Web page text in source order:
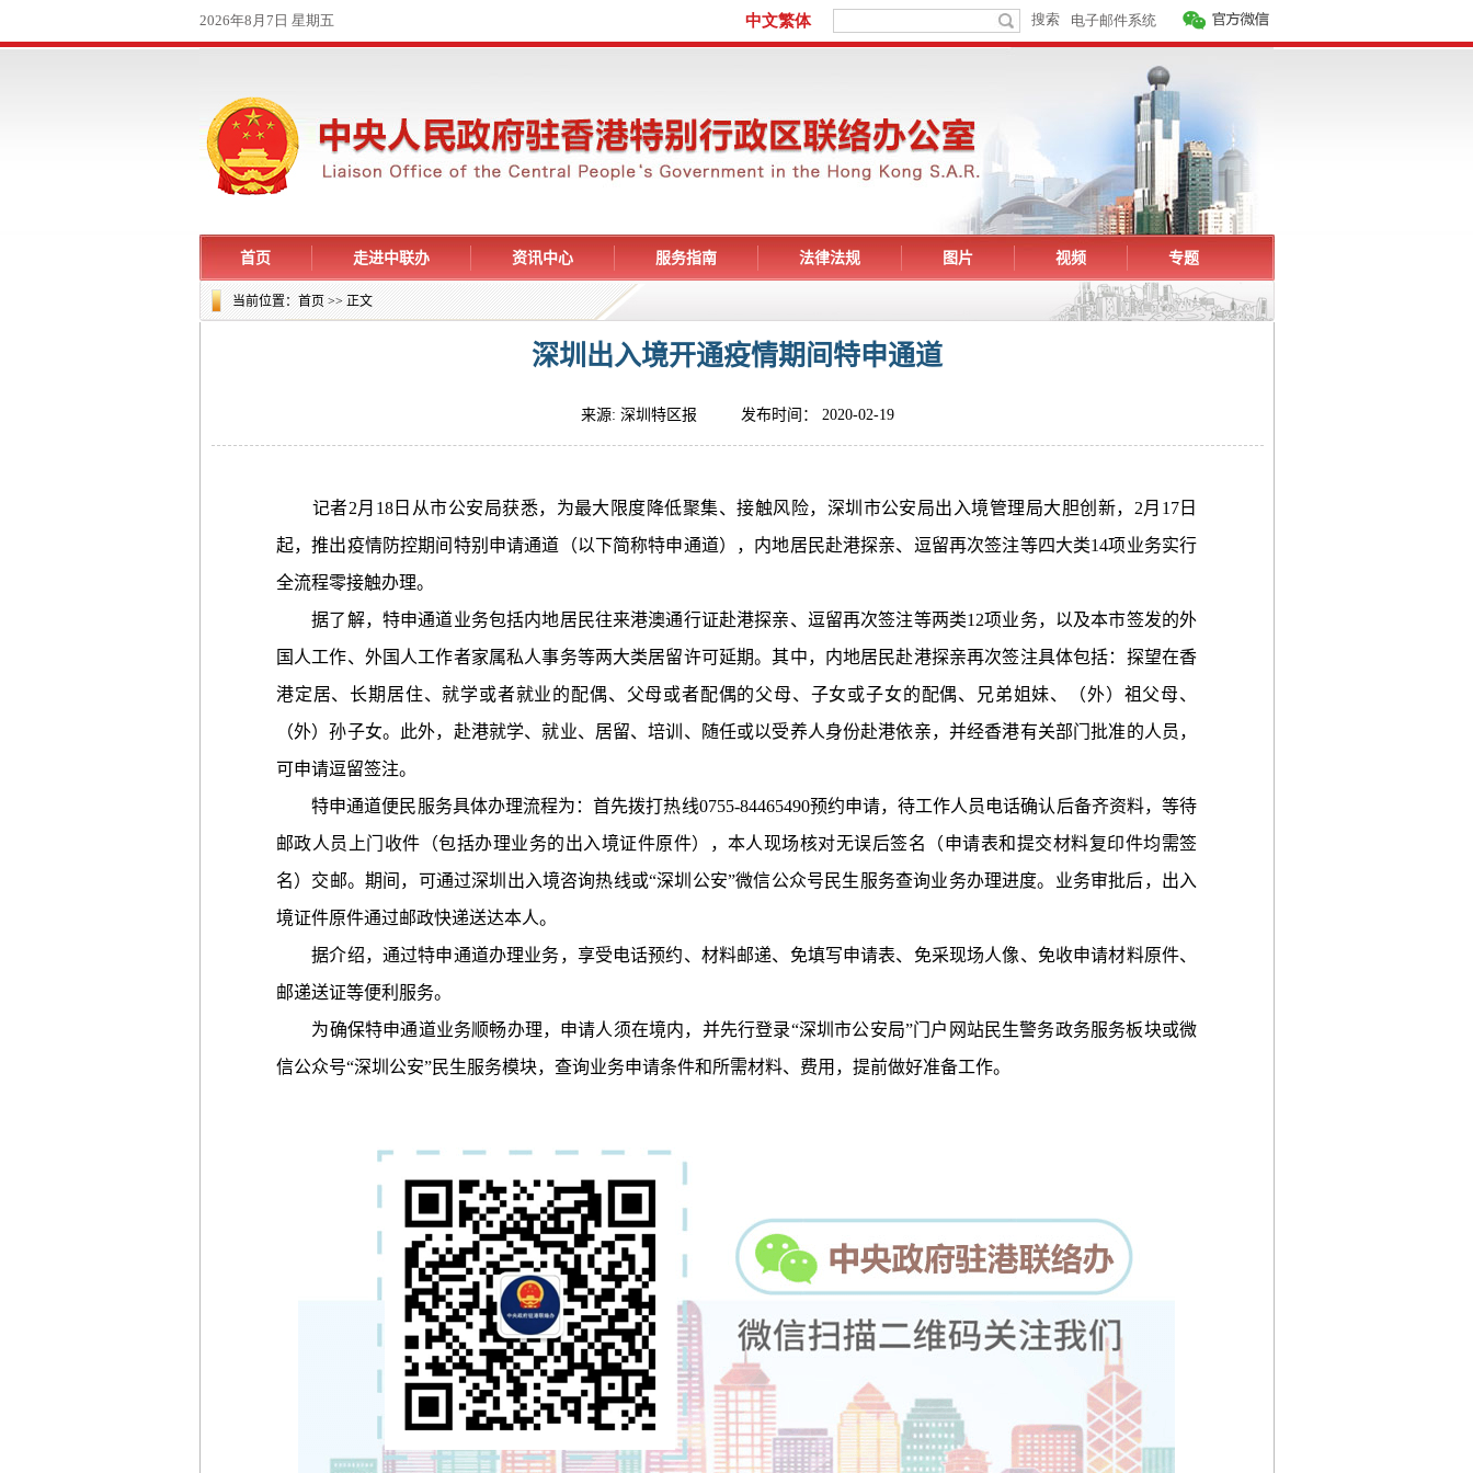
首页 走进中联办 资讯中心 服务指南 法律法规 图片 视频 专题
当前位置：首页>> 正文
深圳出入境开通疫情期间特申通道
来源: 深圳特区报 发布时间： 2020-02-19
记者2月18日从市公安局获悉，为最大限度降低聚集、接触风险，深圳市公安局出入境管理局大胆创新，2月17日
起，推出疫情防控期间特别申请通道（以下简称特申通道），内地居民赴港探亲、逗留再次签注等四大类14项业务实行
全流程零接触办理。
据了解，特申通道业务包括内地居民往来港澳通行证赴港探亲、逗留再次签注等两类12项业务，以及本市签发的外
国人工作、外国人工作者家属私人事务等两大类居留许可延期。其中，内地居民赴港探亲再次签注具体包括：探望在香
港定居、长期居住、就学或者就业的配偶、父母或者配偶的父母、子女或子女的配偶、兄弟姐妹、（外）祖父母、
（外）孙子女。此外，赴港就学、就业、居留、培训、随任或以受养人身份赴港依亲，并经香港有关部门批准的人员，
可申请逗留签注。
特申通道便民服务具体办理流程为：首先拨打热线0755-84465490预约申请，待工作人员电话确认后备齐资料，等待
邮政人员上门收件（包括办理业务的出入境证件原件），本人现场核对无误后签名（申请表和提交材料复印件均需签
名）交邮。期间，可通过深圳出入境咨询热线或“深圳公安”微信公众号民生服务查询业务办理进度。业务审批后，出入
境证件原件通过邮政快递送达本人。
据介绍，通过特申通道办理业务，享受电话预约、材料邮递、免填写申请表、免采现场人像、免收申请材料原件、
邮递送证等便利服务。
为确保特申通道业务顺畅办理，申请人须在境内，并先行登录“深圳市公安局”门户网站民生警务政务服务板块或微
信公众号“深圳公安”民生服务模块，查询业务申请条件和所需材料、费用，提前做好准备工作。